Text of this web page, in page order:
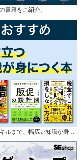
書籍をご紹介。
ルまで、幅広い知識が身…